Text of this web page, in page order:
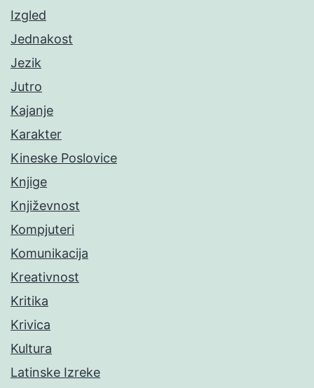
Izgled
Jednakost
Jezik
Jutro
Kajanje
Karakter
Kineske Poslovice
Knjige
Književnost
Kompjuteri
Komunikacija
Kreativnost
Kritika
Krivica
Kultura
Latinske Izreke